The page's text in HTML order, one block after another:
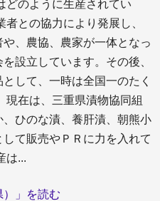
どのように生産されてい
との協力により発展し、
、農協、農家が一体となっ
設立しています。その後、
して、一時は全国一のたく
現在は、三重県漬物協同組
ひのな漬、養肝漬、朝熊小
て販売やＰＲに力を入れて
は...
）」を読む